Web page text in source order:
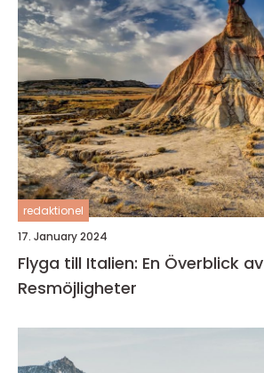
redaktionel
17. January 2024
Flyga till Italien: En Överblick av
Resmöjligheter